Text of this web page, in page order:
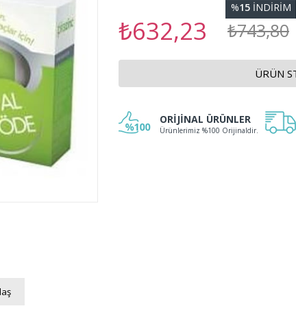
₺743,80
₺632,23
%15 İNDIRIM
ÜRÜN
ORİJİNAL ÜRÜNLER
Ürünlerimiz %100 Orijinaldir.